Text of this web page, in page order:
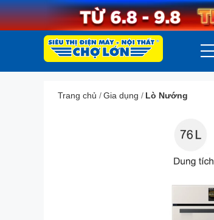
Trang chủ /Gia dụng / Lò Nướng